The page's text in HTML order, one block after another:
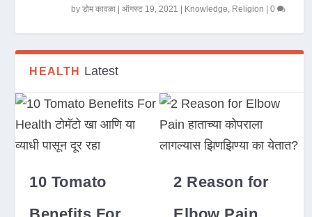
byडोम कावळा |ऑगस्ट 19, 2021 Knowledge, Religion |0
HEALTH Latest
10 Tomato
2 Reason for